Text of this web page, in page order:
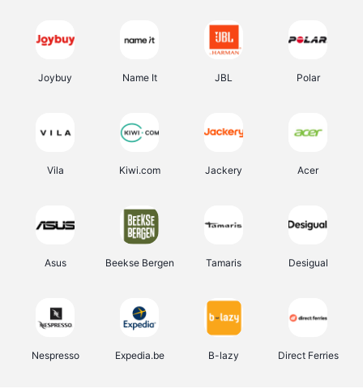
Joybuy Name It JBL Polar
Vila Kiwi.com Jackery Acer
Asus Beekse Bergen Tamaris Desigual
Nespresso Expedia.be B-lazy Direct Ferries